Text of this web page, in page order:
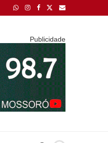
Publicidade